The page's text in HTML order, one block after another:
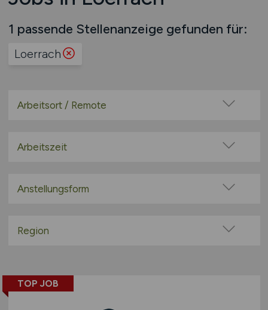
1 passende Stellenanzeige gefunden für:
Loerrach
Arbeitsort / Remote
Home-Office möglich / Hybrid
Remote aus dem Ausland möglich
Arbeitszeit
Teilzeit
Anstellungsform
befristete Anstellung
Projektarbeit / Freelancer
Region
Berlin
TOP JOB